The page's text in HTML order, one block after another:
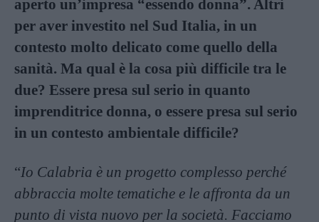
aperto un’impresa “essendo donna”. Altri
per aver investito nel Sud Italia, in un
contesto molto delicato come quello della
sanità. Ma qual è la cosa più difficile tra le
due? Essere presa sul serio in quanto
imprenditrice donna, o essere presa sul serio
in un contesto ambientale difficile?
“Io Calabria è un progetto complesso perché
abbraccia molte tematiche e le affronta da un
punto di vista nuovo per la società. Facciamo